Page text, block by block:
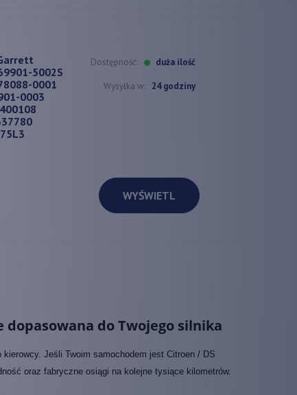
5002S
0001
0003
Dostępność: duża ilość
Wysyłka w: 24 godziny
WYŚWIETL
do Twojego silnika
Jeśli Twoim samochodem jest Citroen / DS
oraz fabryczne osiągi na kolejne tysiące kilometrów.